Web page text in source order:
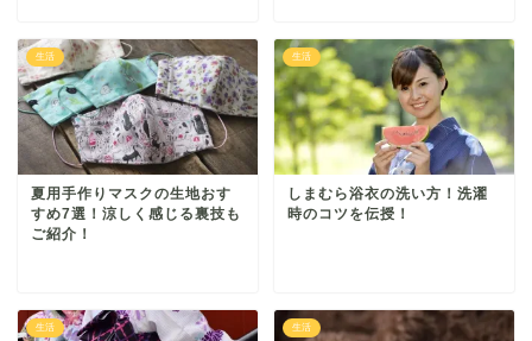
生活
夏用手作りマスクの生地おす
すめ7選！涼しく感じる裏技も
ご紹介！
生活
しまむら浴衣の洗い方！洗濯
時のコツを伝授！
生活 生活